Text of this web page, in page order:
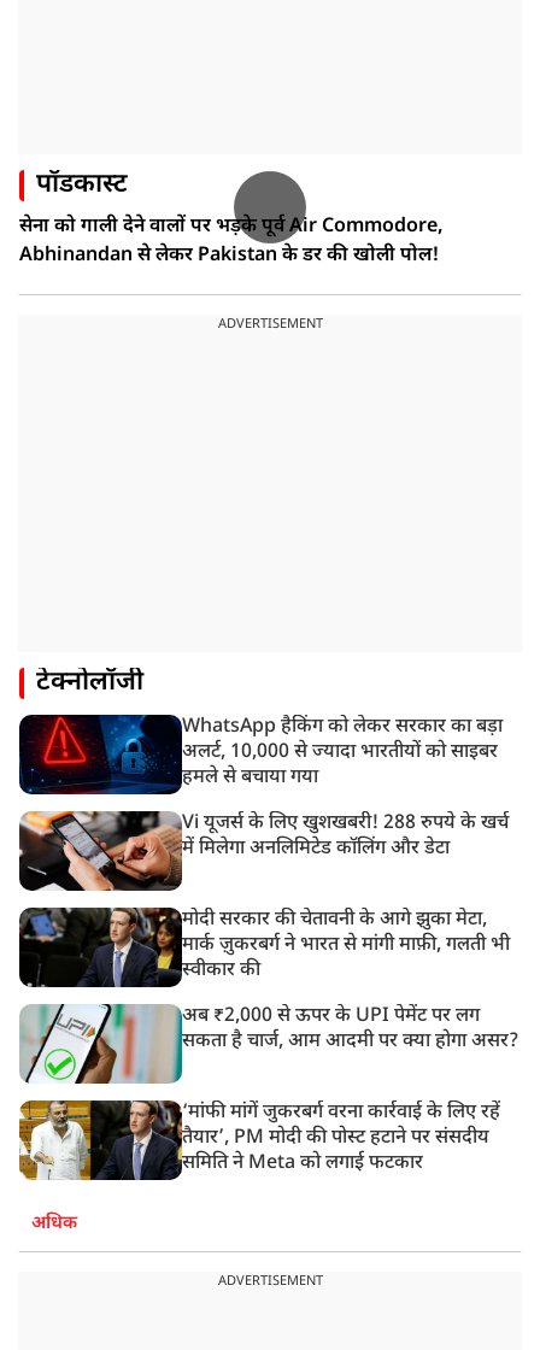
पॉडकास्ट
सेना को गाली देने वालों पर भड़के पूर्व Air Commodore,
Abhinandan से लेकर Pakistan के डर की खोली पोल!
ADVERTISEMENT
टेक्नोलॉजी
WhatsApp हैकिंग को लेकर सरकार का बड़ा
अलर्ट, 10,000 से ज्यादा भारतीयों को साइबर
हमले से बचाया गया
Vi यूजर्स के लिए खुशखबरी! 288 रुपये के खर्च
में मिलेगा अनलिमिटेड कॉलिंग और डेटा
मोदी सरकार की चेतावनी के आगे झुका मेटा,
मार्क ज़ुकरबर्ग ने भारत से मांगी माफ़ी, गलती भी
स्वीकार की
अब ₹2,000 से ऊपर के UPI पेमेंट पर लग
सकता है चार्ज, आम आदमी पर क्या होगा असर?
‘मांफी मांगें जुकरबर्ग वरना कार्रवाई के लिए रहें
तैयार’, PM मोदी की पोस्ट हटाने पर संसदीय
समिति ने Meta को लगाई फटकार
अधिक
ADVERTISEMENT